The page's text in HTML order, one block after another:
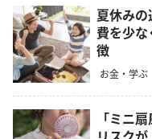
夏休み
費を少
徴
お金・学ぶ
「ミニ